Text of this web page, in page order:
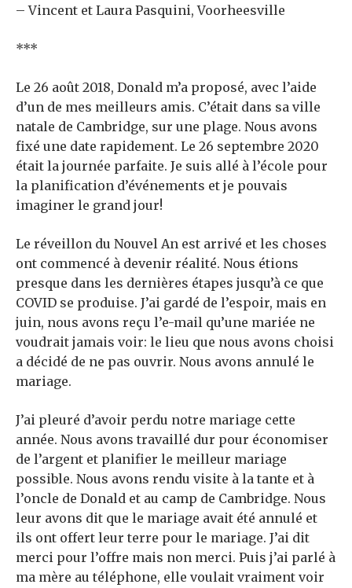
– Vincent et Laura Pasquini, Voorheesville
***
Le 26 août 2018, Donald m’a proposé, avec l’aide
d’un de mes meilleurs amis. C’était dans sa ville
natale de Cambridge, sur une plage. Nous avons
fixé une date rapidement. Le 26 septembre 2020
était la journée parfaite. Je suis allé à l’école pour
la planification d’événements et je pouvais
imaginer le grand jour!
Le réveillon du Nouvel An est arrivé et les choses
ont commencé à devenir réalité. Nous étions
presque dans les dernières étapes jusqu’à ce que
COVID se produise. J’ai gardé de l’espoir, mais en
juin, nous avons reçu l’e-mail qu’une mariée ne
voudrait jamais voir: le lieu que nous avons choisi
a décidé de ne pas ouvrir. Nous avons annulé le
mariage.
J’ai pleuré d’avoir perdu notre mariage cette
année. Nous avons travaillé dur pour économiser
de l’argent et planifier le meilleur mariage
possible. Nous avons rendu visite à la tante et à
l’oncle de Donald et au camp de Cambridge. Nous
leur avons dit que le mariage avait été annulé et
ils ont offert leur terre pour le mariage. J’ai dit
merci pour l’offre mais non merci. Puis j’ai parlé à
ma mère au téléphone, elle voulait vraiment voir